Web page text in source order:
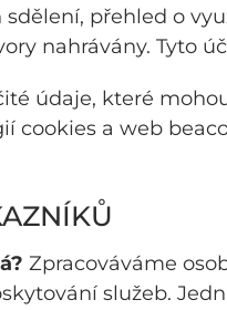
přehled o
nahrávány. Tyto
údaje, které
cookies a web
Zpracováváme
služeb.